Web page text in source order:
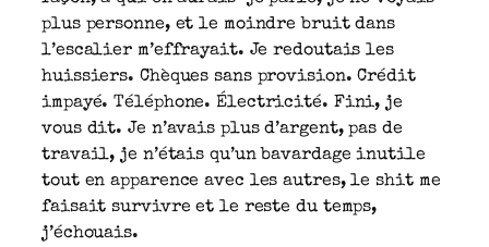
plus personne, et le moindre bruit dans
l’escalier m’effrayait. Je redoutais les
huissiers. Chèques sans provision. Crédit
impayé. Téléphone. Électricité. Fini, je
vous dit. Je n’avais plus d’argent, pas de
travail, je n’étais qu’un bavardage inutile
tout en apparence avec les autres, le shit me
faisait survivre et le reste du temps,
j’échouais.